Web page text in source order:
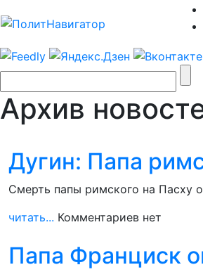
Архив
Дугин: Папа
Смерть папы римского на Пасху
читать... Комментариев нет
Папа Франциск